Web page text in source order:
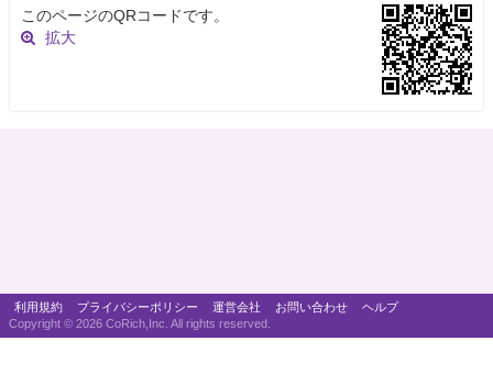
このページのQRコードです。
拡大
利用規約 プライバシーポリシー 運営会社 お問い合わせ
ヘルプ
Copyright © 2026 CoRich,Inc. All rights reserved.